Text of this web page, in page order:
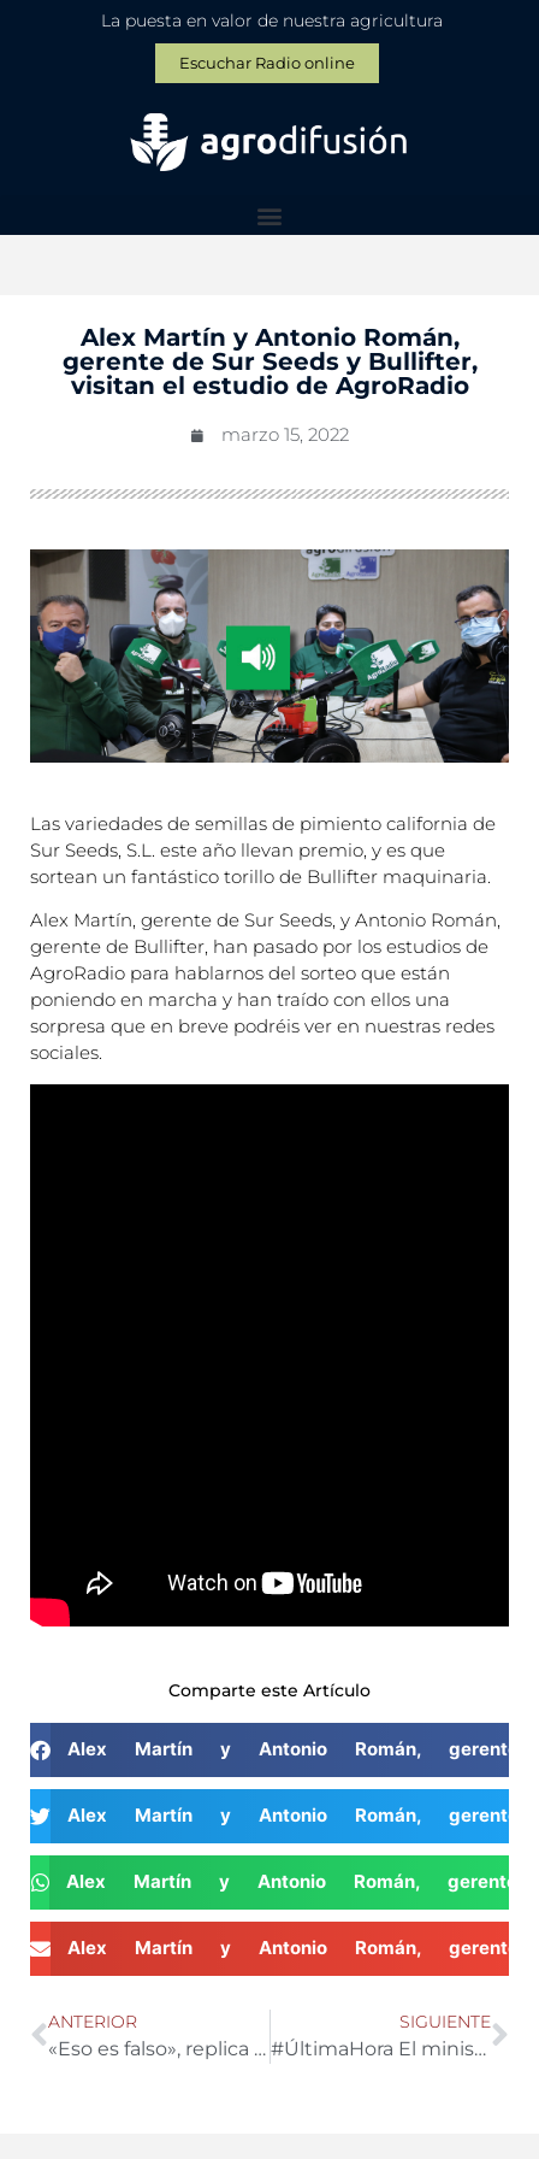
La puesta en valor de nuestra agricultura
Escuchar Radio online
Alex Martín y Antonio Román,
gerente de Sur Seeds y Bullifter,
visitan el estudio de AgroRadio
marzo 15, 2022
Las variedades de semillas de pimiento california de
Sur Seeds, S.L. este año llevan premio, y es que
sortean un fantástico torillo de Bullifter maquinaria.
Alex Martín, gerente de Sur Seeds, y Antonio Román,
gerente de Bullifter, han pasado por los estudios de
AgroRadio para hablarnos del sorteo que están
poniendo en marcha y han traído con ellos una
sorpresa que en breve podréis ver en nuestras redes
sociales.
Comparte este Artículo
Alex Martín y Antonio Román,
Alex Martín y Antonio Román,
Alex Martín y Antonio Román,
Alex Martín y Antonio Román,
ANTERIOR
«Eso es falso», replica Manuel Hernández a la reunión con la ministra de Transporte
SIGUIENTE
#ÚltimaHora El ministerio de Transporte da la espalda a los convocantes de la huelga